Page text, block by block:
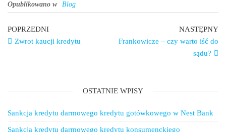
Opublikowano w Blog
POPRZEDNI
Zwrot kaucji kredytu
NASTĘPNY
Frankowicze – czy warto iść do
sądu?
OSTATNIE WPISY
Sankcja kredytu darmowego kredytu gotówkowego w Nest Bank
Sankcja kredytu darmowego kredytu konsumenckiego